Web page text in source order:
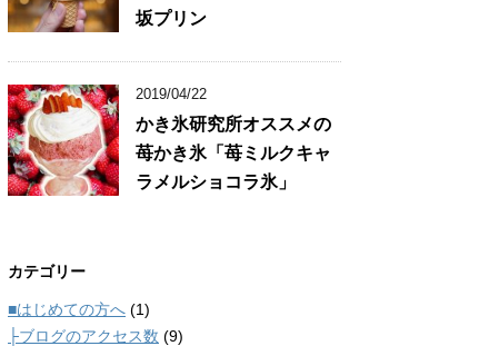
坂プリン
2019/04/22
かき氷研究所オススメの
苺かき氷「苺ミルクキャ
ラメルショコラ氷」
カテゴリー
■はじめての方へ (1)
├ブログのアクセス数 (9)